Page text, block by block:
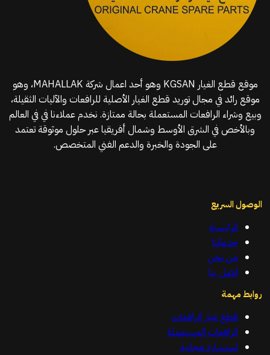
موقع قطع الغيار KGSAN وهو أحد اعمال شركة MAHALLAK، وهو
موقع رائد في مجال توريد قطع الغيار الأصلية للرافعات والآليات الثقيلة،
وبيع وشراء الرافعات المستعملة بحالة ممتازة. نخدم عملاءنا في في العالم
وبالأخص في الشرق الأوسط وشمال أفريقيا عبر حلول موثوقة تعتمد
على الجودة والخبرة والدعم الفني المتخصص.
الوصول السريع
الرئيسية
خدماتنا
من نحن
اتصل بنا
روابط مهمة
قطع غيار الرافعات
الرافعات المستعملة
استشارة مجانية